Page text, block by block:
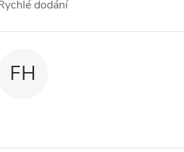
dodání
FH